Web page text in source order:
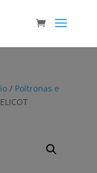
/ Poltronas e